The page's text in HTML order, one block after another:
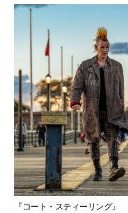
『コート・スティーリング』